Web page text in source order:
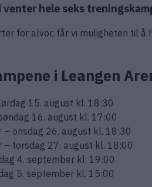
hele seks
for alvor, får vi muligheten til
i Leangen
15. august kl. 18:30
16. august kl. 17:00
– onsdag 26. august kl. 18:30
– torsdag 27. august kl. 18:00
4. september kl. 19:00
5. september kl. 15:00